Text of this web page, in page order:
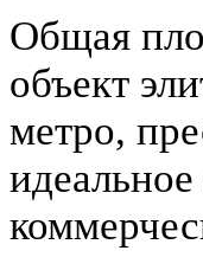
Общая
объект
метро,